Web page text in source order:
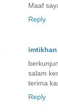
Maaf
Reply
imtikhan
salam
terima
Reply